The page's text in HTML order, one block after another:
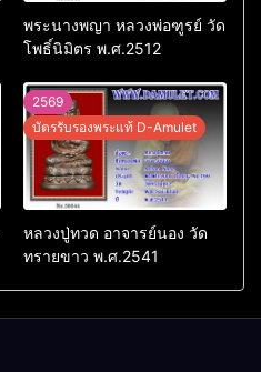
พระนางพญา หลวงพ่อฑูรย์ วัด
โพธิ์นิมิตร พ.ศ.2512
2569
บัตรรับรองพระแท้ D-Amulet
หลวงปู่ทวด อาจารย์นอง วัด
ทรายขาว พ.ศ.2541